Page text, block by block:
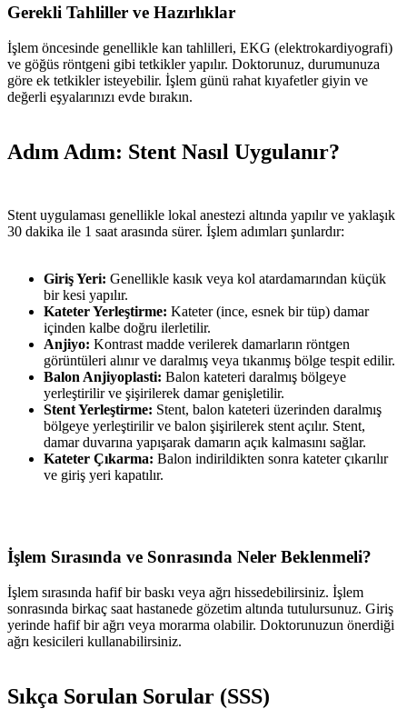
Gerekli Tahliller ve Hazırlıklar
İşlem öncesinde genellikle kan tahlilleri, EKG (elektrokardiyografi)
ve göğüs röntgeni gibi tetkikler yapılır. Doktorunuz, durumunuza
göre ek tetkikler isteyebilir. İşlem günü rahat kıyafetler giyin ve
değerli eşyalarınızı evde bırakın.
Adım Adım: Stent Nasıl Uygulanır?
Stent uygulaması genellikle lokal anestezi altında yapılır ve yaklaşık
30 dakika ile 1 saat arasında sürer. İşlem adımları şunlardır:
Giriş Yeri: Genellikle kasık veya kol atardamarından küçük
bir kesi yapılır.
Kateter Yerleştirme: Kateter (ince, esnek bir tüp) damar
içinden kalbe doğru ilerletilir.
Anjiyo: Kontrast madde verilerek damarların röntgen
görüntüleri alınır ve daralmış veya tıkanmış bölge tespit edilir.
Balon Anjiyoplasti: Balon kateteri daralmış bölgeye
yerleştirilir ve şişirilerek damar genişletilir.
Stent Yerleştirme: Stent, balon kateteri üzerinden daralmış
bölgeye yerleştirilir ve balon şişirilerek stent açılır. Stent,
damar duvarına yapışarak damarın açık kalmasını sağlar.
Kateter Çıkarma: Balon indirildikten sonra kateter çıkarılır
ve giriş yeri kapatılır.
İşlem Sırasında ve Sonrasında Neler Beklenmeli?
İşlem sırasında hafif bir baskı veya ağrı hissedebilirsiniz. İşlem
sonrasında birkaç saat hastanede gözetim altında tutulursunuz. Giriş
yerinde hafif bir ağrı veya morarma olabilir. Doktorunuzun önerdiği
ağrı kesicileri kullanabilirsiniz.
Sıkça Sorulan Sorular (SSS)